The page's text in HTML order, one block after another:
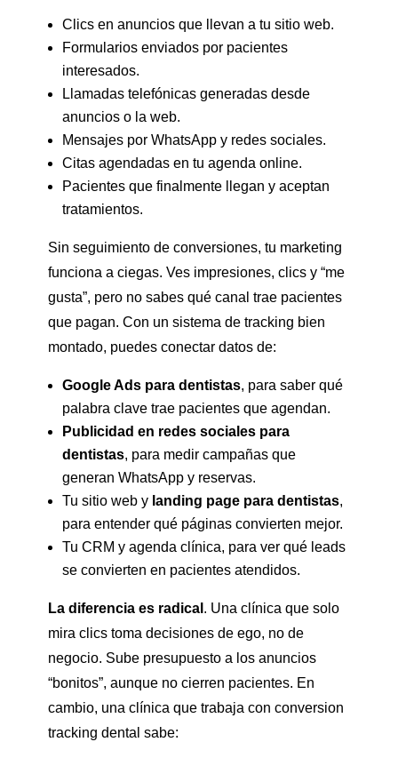
Clics en anuncios que llevan a tu sitio web.
Formularios enviados por pacientes
interesados.
Llamadas telefónicas generadas desde
anuncios o la web.
Mensajes por WhatsApp y redes sociales.
Citas agendadas en tu agenda online.
Pacientes que finalmente llegan y aceptan
tratamientos.
Sin seguimiento de conversiones, tu marketing
funciona a ciegas. Ves impresiones, clics y “me
gusta”, pero no sabes qué canal trae pacientes
que pagan. Con un sistema de tracking bien
montado, puedes conectar datos de:
Google Ads para dentistas, para saber qué
palabra clave trae pacientes que agendan.
Publicidad en redes sociales para
dentistas, para medir campañas que
generan WhatsApp y reservas.
Tu sitio web y landing page para dentistas,
para entender qué páginas convierten mejor.
Tu CRM y agenda clínica, para ver qué leads
se convierten en pacientes atendidos.
La diferencia es radical . Una clínica que solo
mira clics toma decisiones de ego, no de
negocio. Sube presupuesto a los anuncios
“bonitos”, aunque no cierren pacientes. En
cambio, una clínica que trabaja con conversion
tracking dental sabe: